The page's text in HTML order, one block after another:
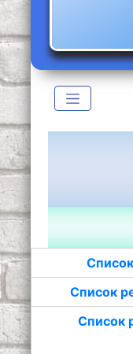
Список
Список